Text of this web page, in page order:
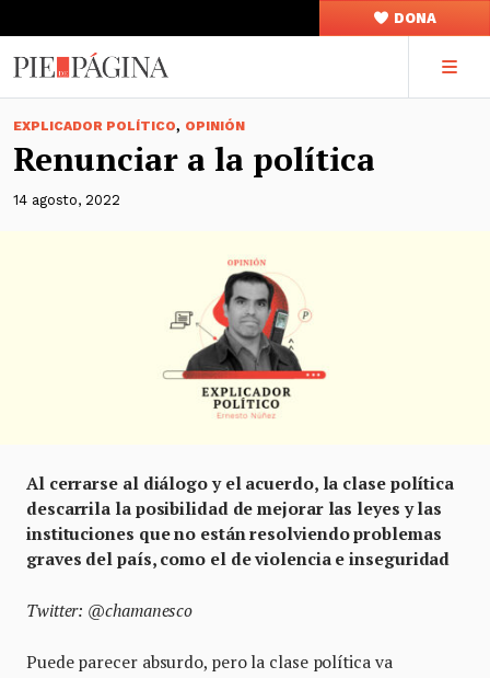
DONA
EXPLICADOR POLÍTICO, OPINIÓN
Renunciar a la política
14 agosto, 2022
Al cerrarse al diálogo y el acuerdo, la clase política
descarrila la posibilidad de mejorar las leyes y las
instituciones que no están resolviendo problemas
graves del país, como el de violencia e inseguridad
Twitter: @chamanesco
Puede parecer absurdo, pero la clase política va